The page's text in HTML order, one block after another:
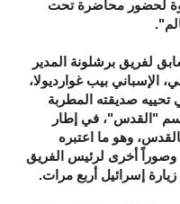
لحضور محاضرة تحت
لفريق برشلونة المدير
الإسباني بيب غوارديولا،
تحييه صديقته المطربة
"القدس"، في إطار
وهو ما اعتبره
وصوراً أخرى لرئيس الفريق
زيارة إسرائيل أربع مرات.